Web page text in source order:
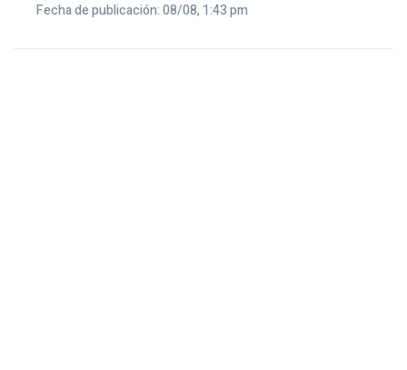
Fecha de publicación: 08/08, 1:43 pm